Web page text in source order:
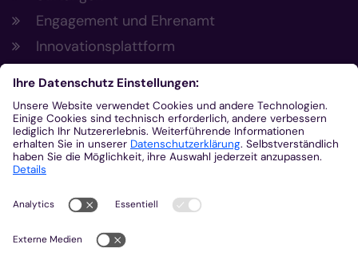
Engagement und Ehrenamt
Innovationsplattform
Aus der Plattform
Nachrichten
Veranstaltungen
Gottesdienste
Stellenangebote
Kirchenzeitung
Amtsblatt (Kirchlicher Anzeiger)